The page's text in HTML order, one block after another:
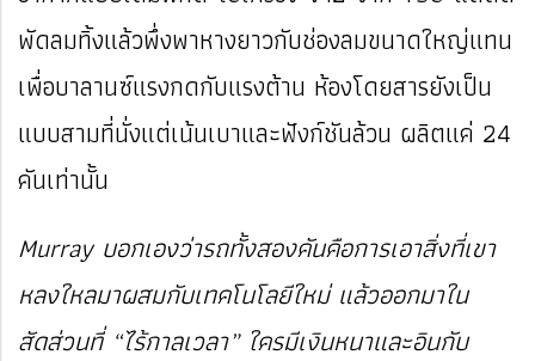
พัดลมทิ้งแล้วพึ่งพาหางยาวกับช่องลมขนาดใหญ่แทน
เพื่อบาลานซ์แรงกดกับแรงต้าน ห้องโดยสารยังเป็น
แบบสามที่นั่งแต่เน้นเบาและฟังก์ชันล้วน ผลิตแค่ 24
คันเท่านั้น
Murray บอกเองว่ารถทั้งสองคันคือการเอาสิ่งที่เขา
หลงใหลมาผสมกับเทคโนโลยีใหม่ แล้วออกมาใน
สัดส่วนที่ “ไร้กาลเวลา” ใครมีเงินหนาและอินกับ